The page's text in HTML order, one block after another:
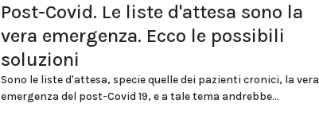
Post-Covid. Le liste d'attesa sono la
vera emergenza. Ecco le possibili
soluzioni
Sono le liste d'attesa, specie quelle dei pazienti cronici, la vera
emergenza del post-Covid 19, e a tale tema andrebbe...